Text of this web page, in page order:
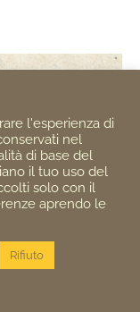
l'esperienza di
nel
di base del
il tuo uso del
solo con il
aprendo le
Rifiuto